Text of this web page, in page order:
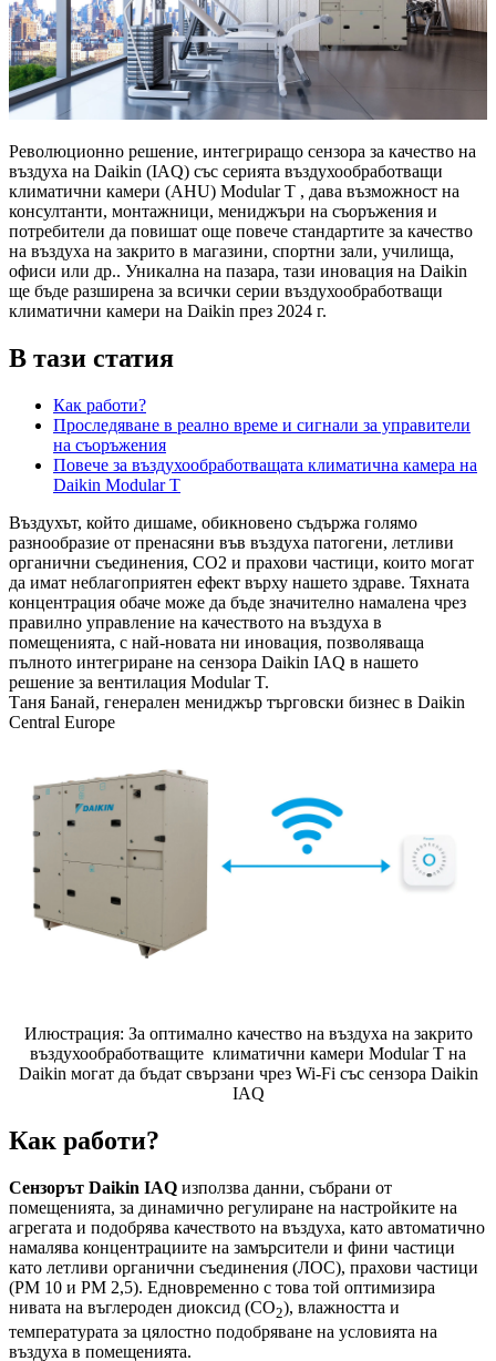
Революционно решение, интегриращо сензора за качество на
въздуха на Daikin (IAQ) със серията въздухообработващи
климатични камери (AHU) Modular T , дава възможност на
консултанти, монтажници, мениджъри на съоръжения и
потребители да повишат още повече стандартите за качество
на въздуха на закрито в магазини, спортни зали, училища,
офиси или др.. Уникална на пазара, тази иновация на Daikin
ще бъде разширена за всички серии въздухообработващи
климатични камери на Daikin през 2024 г.
В тази статия
Как работи?
Проследяване в реално време и сигнали за управители
на съоръжения
Повече за въздухообработващата климатична камера на
Daikin Modular T
Въздухът, който дишаме, обикновено съдържа голямо
разнообразие от пренасяни във въздуха патогени, летливи
органични съединения, CO2 и прахови частици, които могат
да имат неблагоприятен ефект върху нашето здраве. Тяхната
концентрация обаче може да бъде значително намалена чрез
правилно управление на качеството на въздуха в
помещенията, с най-новата ни иновация, позволяваща
пълното интегриране на сензора Daikin IAQ в нашето
решение за вентилация Modular T.
Таня Банай, генерален мениджър търговски бизнес в Daikin
Central Europe
Илюстрация: За оптимално качество на въздуха на закрито
въздухообработващите климатични камери Modular T на
Daikin могат да бъдат свързани чрез Wi-Fi със сензора Daikin
IAQ
Как работи?
Сензорът Daikin IAQ използва данни, събрани от
помещенията, за динамично регулиране на настройките на
агрегата и подобрява качеството на въздуха, като автоматично
намалява концентрациите на замърсители и фини частици
като летливи органични съединения (ЛОС), прахови частици
(PM 10 и PM 2,5). Едновременно с това той оптимизира
нивата на въглероден диоксид (CO2), влажността и
температурата за цялостно подобряване на условията на
въздуха в помещенията.